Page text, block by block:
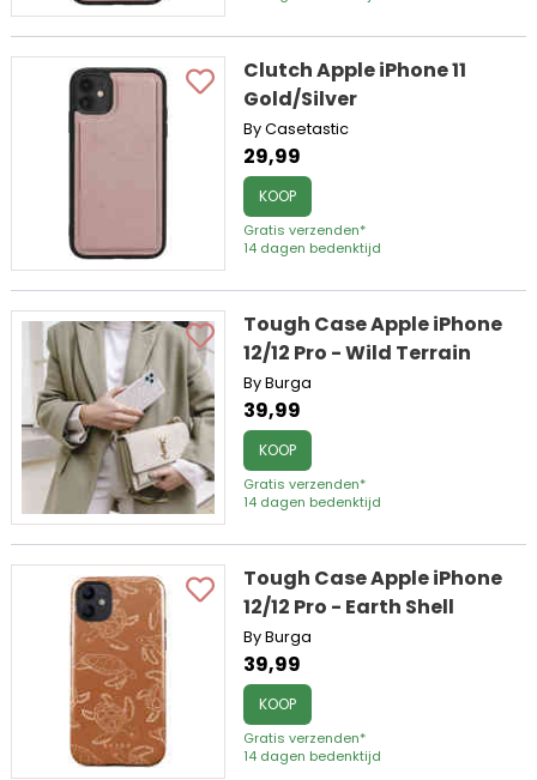
Clutch Apple iPhone 11
Gold/Silver
By Casetastic
29,99
KOOP
Gratis verzenden*
14 dagen bedenktijd
Tough Case Apple iPhone
12/12 Pro - Wild Terrain
By Burga
39,99
KOOP
Gratis verzenden*
14 dagen bedenktijd
Tough Case Apple iPhone
12/12 Pro - Earth Shell
By Burga
39,99
KOOP
Gratis verzenden*
14 dagen bedenktijd